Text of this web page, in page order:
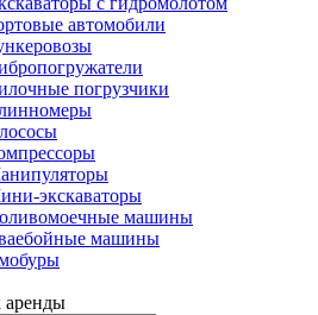
автомобили
погрузчики
экскаваторы
машины
машины
аренды